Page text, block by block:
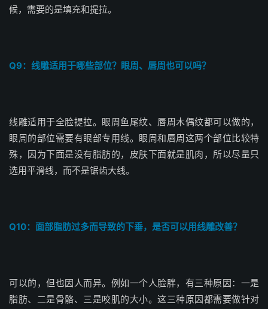
候，需要的是填充和提拉。
Q9：线雕适用于哪些部位？眼周、唇周也可以吗？
线雕适用于全脸提拉。眼周鱼尾纹、唇周木偶纹都可以做的，
眼周的部位需要有眼部专用线。眼周和唇周这两个部位比较特
殊，因为下面是没有脂肪的，皮肤下面就是肌肉，所以尽量只
选用平滑线，而不是锯齿大线。
Q10：面部脂肪过多而导致的下垂，是否可以用线雕改善？
可以的，但也因人而异。例如一个人脸胖，有三种原因：一是
脂肪、二是骨骼、三是咬肌的大小。这三种原因都需要做针对